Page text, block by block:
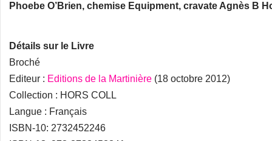
Phoebe O’Brien, chemise Equipment, cravate Agnès B
Détails sur le Livre
Broché
Editeur : Editions de la Martinière (18 octobre 2012)
Collection : HORS COLL
Langue : Français
ISBN-10: 2732452246